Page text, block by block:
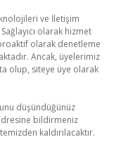
ve İletişim
olarak hizmet
olarak denetleme
Ancak, üyelerimiz
olup, siteye üye olarak
düşündüğünüz
bildirmeniz
kaldırılacaktır.